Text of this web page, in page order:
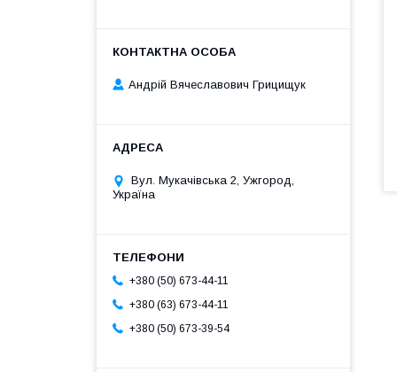
Андрій Вячеславович Грицищук
Вул. Мукачівська 2, Ужгород,
Україна
+380 (50) 673-44-11
+380 (63) 673-44-11
+380 (50) 673-39-54